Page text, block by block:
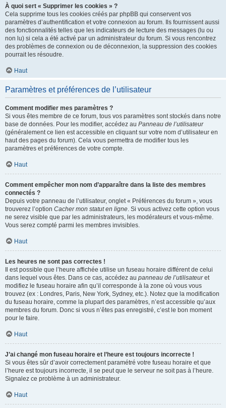
À quoi sert « Supprimer les cookies » ?
Cela supprime tous les cookies créés par phpBB qui conservent vos
paramètres d’authentification et votre connexion au forum. Ils fournissent aussi
des fonctionnalités telles que les indicateurs de lecture des messages (lu ou
non lu) si cela a été activé par un administrateur du forum. Si vous rencontrez
des problèmes de connexion ou de déconnexion, la suppression des cookies
pourrait les résoudre.
Haut
Paramètres et préférences de l’utilisateur
Comment modifier mes paramètres ?
Si vous êtes membre de ce forum, tous vos paramètres sont stockés dans notre
base de données. Pour les modifier, accédez au Panneau de l’utilisateur
(généralement ce lien est accessible en cliquant sur votre nom d’utilisateur en
haut des pages du forum). Cela vous permettra de modifier tous les
paramètres et préférences de votre compte.
Haut
Comment empêcher mon nom d’apparaître dans la liste des membres
connectés ?
Depuis votre panneau de l’utilisateur, onglet « Préférences du forum », vous
trouverez l’option Cacher mon statut en ligne. Si vous activez cette option vous
ne serez visible que par les administrateurs, les modérateurs et vous-même.
Vous serez compté parmi les membres invisibles.
Haut
Les heures ne sont pas correctes !
Il est possible que l’heure affichée utilise un fuseau horaire différent de celui
dans lequel vous êtes. Dans ce cas, accédez au panneau de l’utilisateuret
modifiez le fuseau horaire afin qu’il corresponde à la zone où vous vous
trouvez (ex : Londres, Paris, New York, Sydney, etc.). Notez que la modification
du fuseau horaire, comme la plupart des paramètres, n’est accessible qu’aux
membres du forum. Donc si vous n’êtes pas enregistré, c’est le bon moment
pour le faire.
Haut
J’ai changé mon fuseau horaire et l’heure est toujours incorrecte !
Si vous êtes sûr d’avoir correctement paramétré votre fuseau horaire et que
l’heure est toujours incorrecte, il se peut que le serveur ne soit pas à l’heure.
Signalez ce problème à un administrateur.
Haut